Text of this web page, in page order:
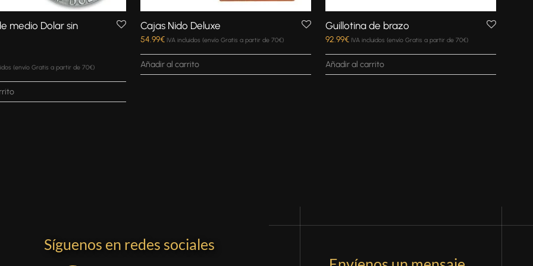
medio Dolar sin
(envío Gratis a partir de 70€)
Cajas Nido Deluxe
54.99€ IVA incluidos (envío Gratis a partir de 70€)
Añadir al carrito
Guillotina de brazo
92.99€ IVA incluidos (envío Gratis a partir de 70€)
Añadir al carrito
Síguenos en redes sociales